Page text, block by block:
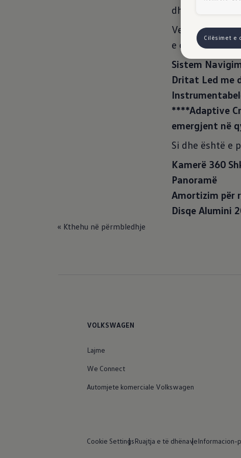
dhe sigurisë.
Vetura në
e cila vjen me
Sistem
Dritat Led me
****Adaptive
emergjent në
Si dhe është e
Kamerë 360
Panoramë
Amortizim për
Disqe Alumini
« Kthehu në përmbledhje
VOLKSWAGEN
Lajme
We Connect
Automjete komerciale Volkswagen
Cookie SettingsRuajtja e të dhënaveInformacion-
Cilësimet e